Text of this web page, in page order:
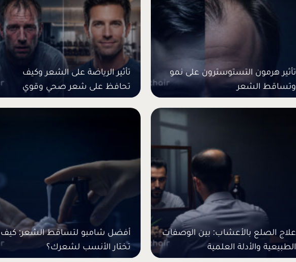
تأثير هرمون التستوسترون على نمو
وتساقط الشعر
تأثير الرياضة على الشعر وكيف
تحافظ على شعر صحي وقوي
علاج الصلع بالأعشاب: بين الوصفات
الطبيعية والأدلة العلمية
أفضل شامبو لتساقط الشعر: كيف
تختار الأنسب لشعرك؟